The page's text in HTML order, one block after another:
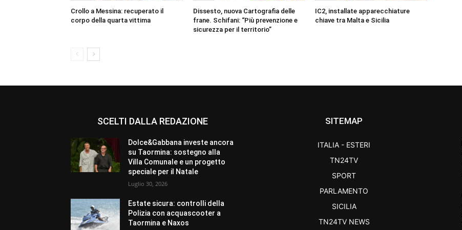
Crollo a Messina: recuperato il
corpo della quarta vittima
Dissesto, nuova Cartografia delle
frane. Schifani: “Più prevenzione e
sicurezza per il territorio”
IC2, installate apparecchiature
chiave tra Malta e Sicilia
SCELTI DALLA REDAZIONE
Dolce&Gabbana investe ancora
su Taormina: sostegno alla
Villa Comunale e un progetto
speciale per il Natale
Luglio 30, 2026
Estate sicura: controlli della
Polizia con acquascooter a
Taormina e Naxos
SITEMAP
ITALIA - ESTERI
TN24TV
SPORT
PARLAMENTO
SICILIA
TN24TV NEWS